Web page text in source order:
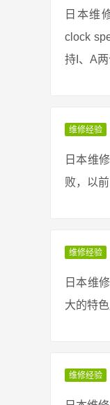
日本维
clock
持I、A
维修经验
日本维
败，以
维修经验
日本维
大的特
维修经验